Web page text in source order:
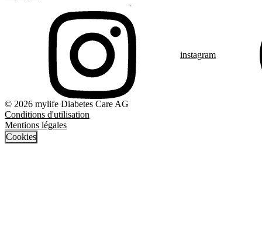
instagram
© 2026 mylife Diabetes Care AG
Conditions d'utilisation
Mentions légales
Cookies